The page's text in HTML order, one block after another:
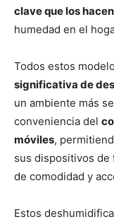
clave que los
humedad en el
Todos estos
significativa de
un ambiente más
conveniencia del
móviles,
sus dispositivos de
de comodidad y
Estos